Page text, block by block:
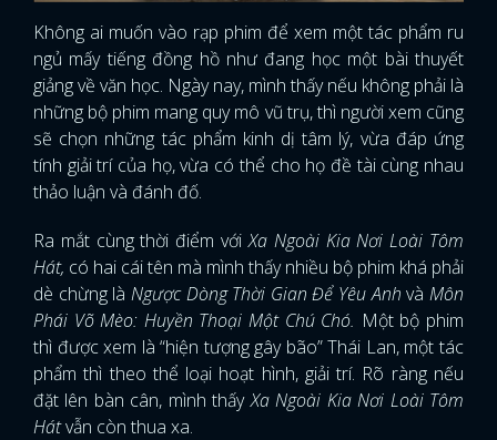
Không ai muốn vào rạp phim để xem một tác phẩm ru
ngủ mấy tiếng đồng hồ như đang học một bài thuyết
giảng về văn học. Ngày nay, mình thấy nếu không phải là
những bộ phim mang quy mô vũ trụ, thì người xem cũng
sẽ chọn những tác phẩm kinh dị tâm lý, vừa đáp ứng
tính giải trí của họ, vừa có thể cho họ đề tài cùng nhau
thảo luận và đánh đố.
Ra mắt cùng thời điểm vớiXa Ngoài Kia Nơi Loài Tôm
Hát, có hai cái tên mà mình thấy nhiều bộ phim khá phải
dè chừng là Ngược Dòng Thời Gian Để Yêu AnhvàMôn
Phái Võ Mèo: Huyền Thoại Một Chú Chó. Một bộ phim
thì được xem là “hiện tượng gây bão” Thái Lan, một tác
phẩm thì theo thể loại hoạt hình, giải trí. Rõ ràng nếu
đặt lên bàn cân, mình thấyXa Ngoài Kia Nơi Loài Tôm
Hátvẫn còn thua xa.